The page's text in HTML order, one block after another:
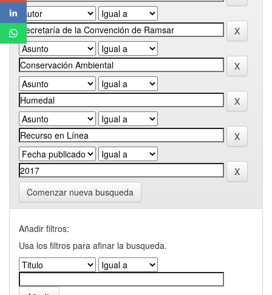
Comenzar nueva busqueda
Añadir filtros:
Usa los filtros para afinar la busqueda.